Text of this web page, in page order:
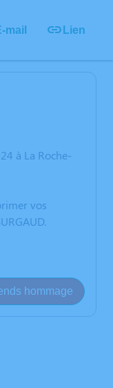
mail Lien
à La Roche-
vos
hommage